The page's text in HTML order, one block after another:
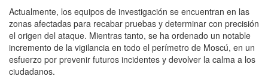
Actualmente, los equipos de investigación se encuentran en las
zonas afectadas para recabar pruebas y determinar con precisión
el origen del ataque. Mientras tanto, se ha ordenado un notable
incremento de la vigilancia en todo el perímetro de Moscú, en un
esfuerzo por prevenir futuros incidentes y devolver la calma a los
ciudadanos.